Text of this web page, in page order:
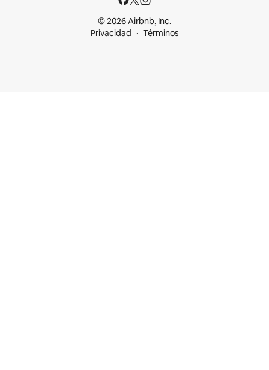
© 2026 Airbnb, Inc.
Privacidad
Términos